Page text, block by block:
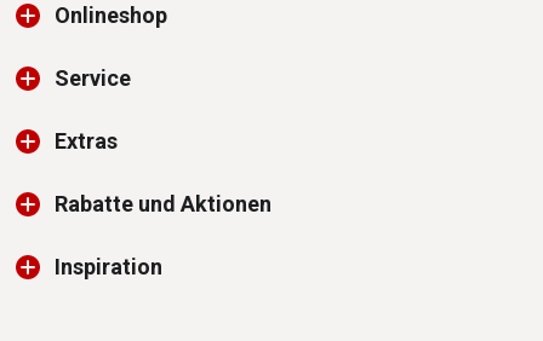
Onlineshop
Service
Extras
Rabatte und Aktionen
Inspiration